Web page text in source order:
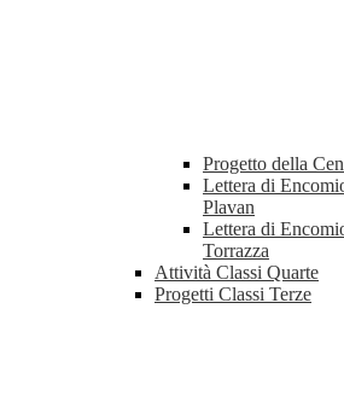
Progetto della
Lettera di
Plavan
Lettera di
Torrazza
Attività Classi Quarte
Progetti Classi Terze